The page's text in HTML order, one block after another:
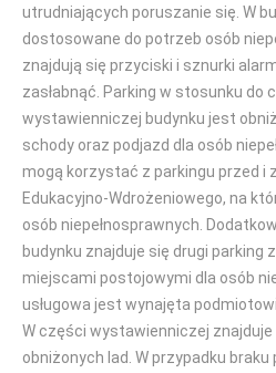
utrudniających poruszanie się. W
dostosowane do potrzeb osób
znajdują się przyciski i sznurki
zasłabnąć. Parking w stosunku do
wystawienniczej budynku jest
schody oraz podjazd dla osób
mogą korzystać z parkingu przed i
Edukacyjno-Wdrożeniowego, na
osób niepełnosprawnych.
budynku znajduje się drugi parking
miejscami postojowymi dla osób
usługowa jest wynajęta
W części wystawienniczej znajduje
obniżonych lad. W przypadku